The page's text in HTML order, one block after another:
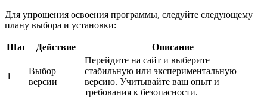
Для упрощения освоения программы, следуйте следующему
плану выбора и установки:
Шаг Действие Описание
1
Выбор
версии
Перейдите на сайт и выберите
стабильную или экспериментальную
версию. Учитывайте ваш опыт и
требования к безопасности.